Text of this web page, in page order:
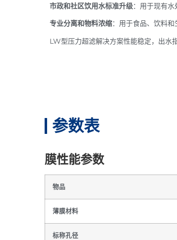
市政和社区饮用水标准升级：用于现有
专业分离和物料浓缩：用于食品、饮料和
LW型压力超滤解决方案性能稳定，出水
参数表
膜性能参数
物品
薄膜材料
标称孔径